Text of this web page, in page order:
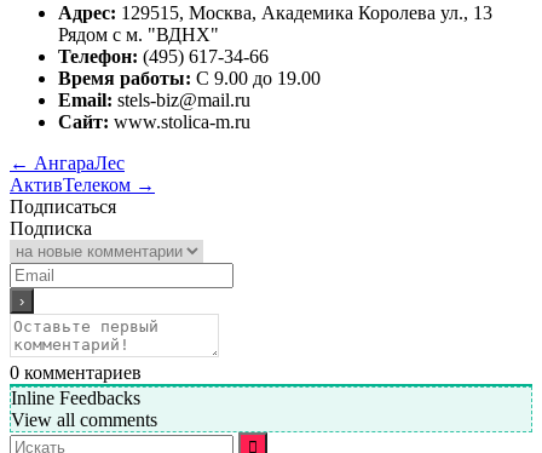
Адрес: 129515, Москва, Академика Королева ул., 13
Рядом с м. "ВДНХ"
Телефон: (495) 617-34-66
Время работы: С 9.00 до 19.00
Email: stels-biz@mail.ru
Сайт: www.stolica-m.ru
← АнгараЛес
АктивТелеком →
Подписаться
Подписка
0 комментариев
Inline Feedbacks
View all comments
Искать: